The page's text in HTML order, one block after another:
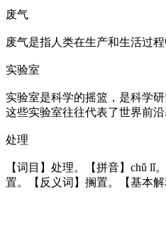
废气
废气是指人类在生产和生活过
实验室
实验室是科学的摇篮，是科学
这些实验室往往代表了世界前
处理
【词目】处理。【拼音】chǔ lǐ
置。【反义词】搁置。【基本